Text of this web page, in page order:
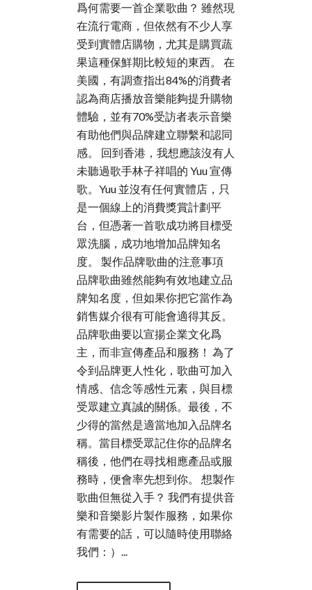
爲何需要一首企業歌曲？ 雖然現
在流行電商，但依然有不少人享
受到實體店購物，尤其是購買蔬
果這種保鮮期比較短的東西。 在
美國，有調查指出84%的消費者
認為商店播放音樂能夠提升購物
體驗，並有70%受訪者表示音樂
有助他們與品牌建立聯繫和認同
感。 回到香港，我想應該沒有人
未聽過歌手林子祥唱的 Yuu 宣傳
歌。Yuu 並沒有任何實體店，只
是一個線上的消費獎賞計劃平
台，但憑著一首歌成功將目標受
眾洗腦，成功地增加品牌知名
度。 製作品牌歌曲的注意事項
品牌歌曲雖然能夠有效地建立品
牌知名度，但如果你把它當作為
銷售媒介很有可能會適得其反。
品牌歌曲要以宣揚企業文化爲
主，而非宣傳產品和服務！ 為了
令到品牌更人性化，歌曲可加入
情感、信念等感性元素，與目標
受眾建立真誠的關係。最後，不
少得的當然是適當地加入品牌名
稱。當目標受眾記住你的品牌名
稱後，他們在尋找相應產品或服
務時，便會率先想到你。 想製作
歌曲但無從入手？ 我們有提供音
樂和音樂影片製作服務，如果你
有需要的話，可以隨時使用聯絡
我們：）...